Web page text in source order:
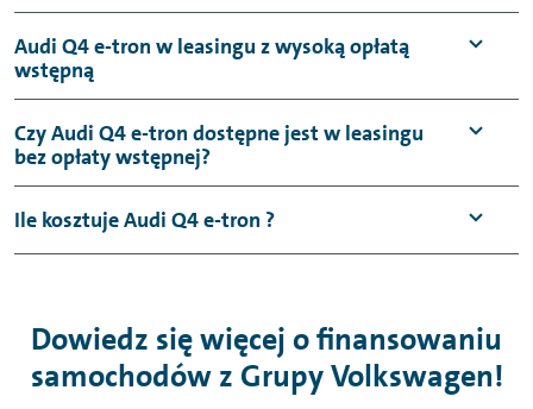
Audi Q4 e-tron w leasingu z wysoką opłatą
wstępną
Czy Audi Q4 e-tron dostępne jest w leasingu
bez opłaty wstępnej?
Ile kosztuje Audi Q4 e-tron ?
Dowiedz się więcej o finansowaniu
samochodów z Grupy Volkswagen!